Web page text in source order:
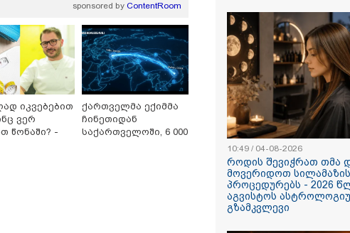
-
"როცა კანონიკიდან
გამომდინარე,
მართებულად მიგვაჩნია,
რომ ადამიანის გასვენება
ტაძრიდან არ მოხდეს, ეს
მგლოვიარეს ისეთი
სიყვარულითა უნდა
ავუხსნათ, რომ შფოთვა
არ დაიბადოს" - დედა
კატეგორიის ყველა სიახლე
sponsored by ContentRoom
იკვებებით
ვერ
წონაში? -
ქართველმა ექიმმა
ჩინეთიდან
საქართველოში, 6 000
10:49 / 04-08-2026
როდის შევიჭრათ თმა
მოვერიდოთ სილამაზის
პროცედურებს - 2026
აგვისტოს
გზამკვლევი